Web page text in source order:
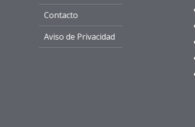
Contacto
Aviso de Privacidad